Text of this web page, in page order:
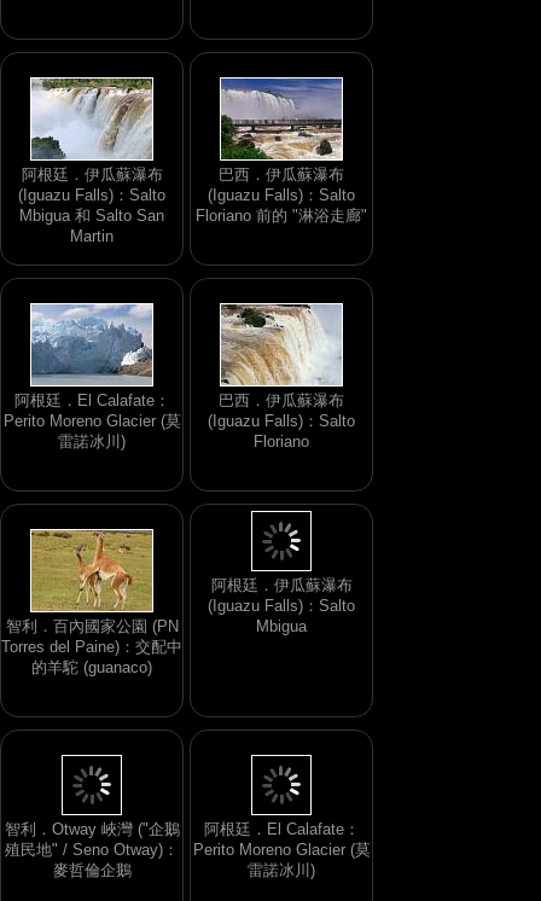
阿根廷．伊瓜蘇瀑布
(Iguazu Falls)：Salto
Mbigua 和 Salto San
Martin
巴西．伊瓜蘇瀑布
(Iguazu Falls)：Salto
Floriano 前的 "淋浴走廊"
阿根廷．El Calafate：
Perito Moreno Glacier (莫
雷諾冰川)
巴西．伊瓜蘇瀑布
(Iguazu Falls)：Salto
Floriano
智利．百內國家公園 (PN
Torres del Paine)：交配中
的羊駝 (guanaco)
智利．Otway 峽灣 ("企鵝
殖民地" / Seno Otway)：
阿根廷．El Calafate：
Perito Moreno Glacier (莫